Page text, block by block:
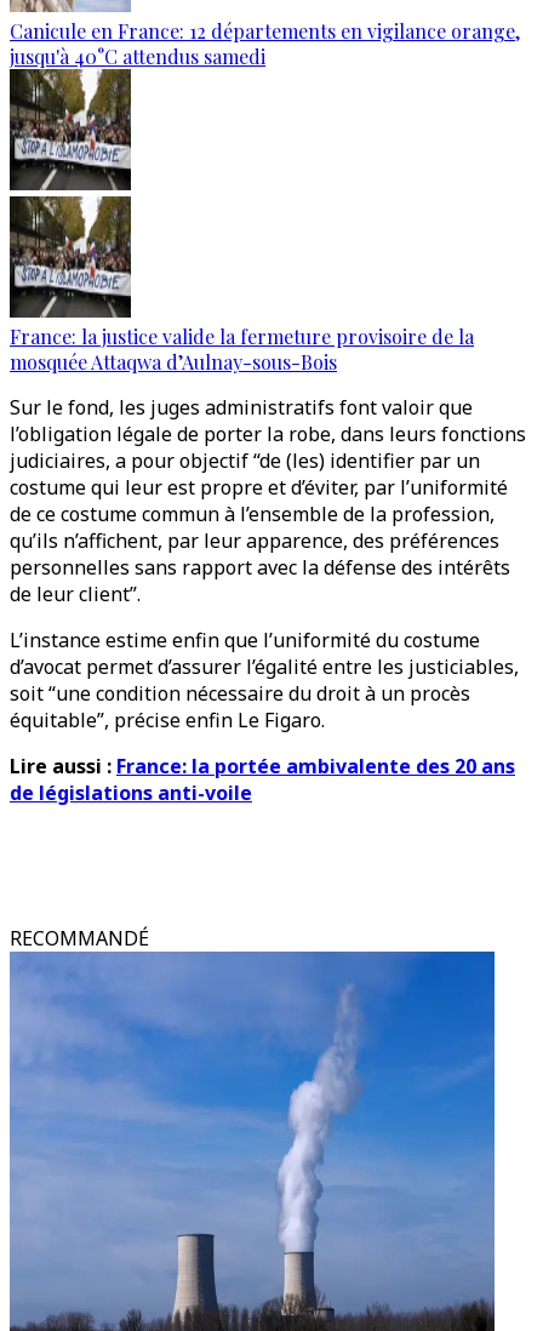
Canicule en France: 12 départements en vigilance orange,
jusqu'à 40°C attendus samedi
France: la justice valide la fermeture provisoire de la
mosquée Attaqwa d’Aulnay-sous-Bois
Sur le fond, les juges administratifs font valoir que
l’obligation légale de porter la robe, dans leurs fonctions
judiciaires, a pour objectif “de (les) identifier par un
costume qui leur est propre et d’éviter, par l’uniformité
de ce costume commun à l’ensemble de la profession,
qu’ils n’affichent, par leur apparence, des préférences
personnelles sans rapport avec la défense des intérêts
de leur client”.
L’instance estime enfin que l’uniformité du costume
d’avocat permet d’assurer l’égalité entre les justiciables,
soit “une condition nécessaire du droit à un procès
équitable”, précise enfin Le Figaro.
Lire aussi : France: la portée ambivalente des 20 ans
de législations anti-voile
RECOMMANDÉ